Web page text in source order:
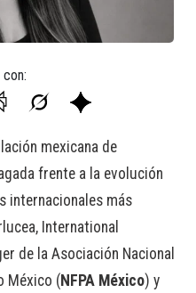
con:
mexicana de
frente a la evolución
internacionales más
International
de la Asociación Nacional
México ( NFPA México) y